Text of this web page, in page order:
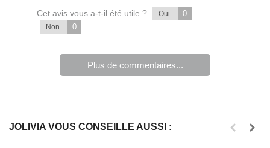
Cet avis vous a-t-il été utile ? Oui 0
Non 0
Plus de commentaires...
JOLIVIA VOUS CONSEILLE AUSSI :